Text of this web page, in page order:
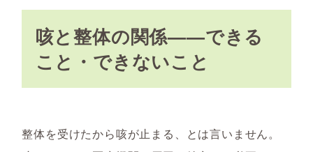
咳と整体の関係——できる
こと・できないこと
整体を受けたから咳が止まる、とは言いません。